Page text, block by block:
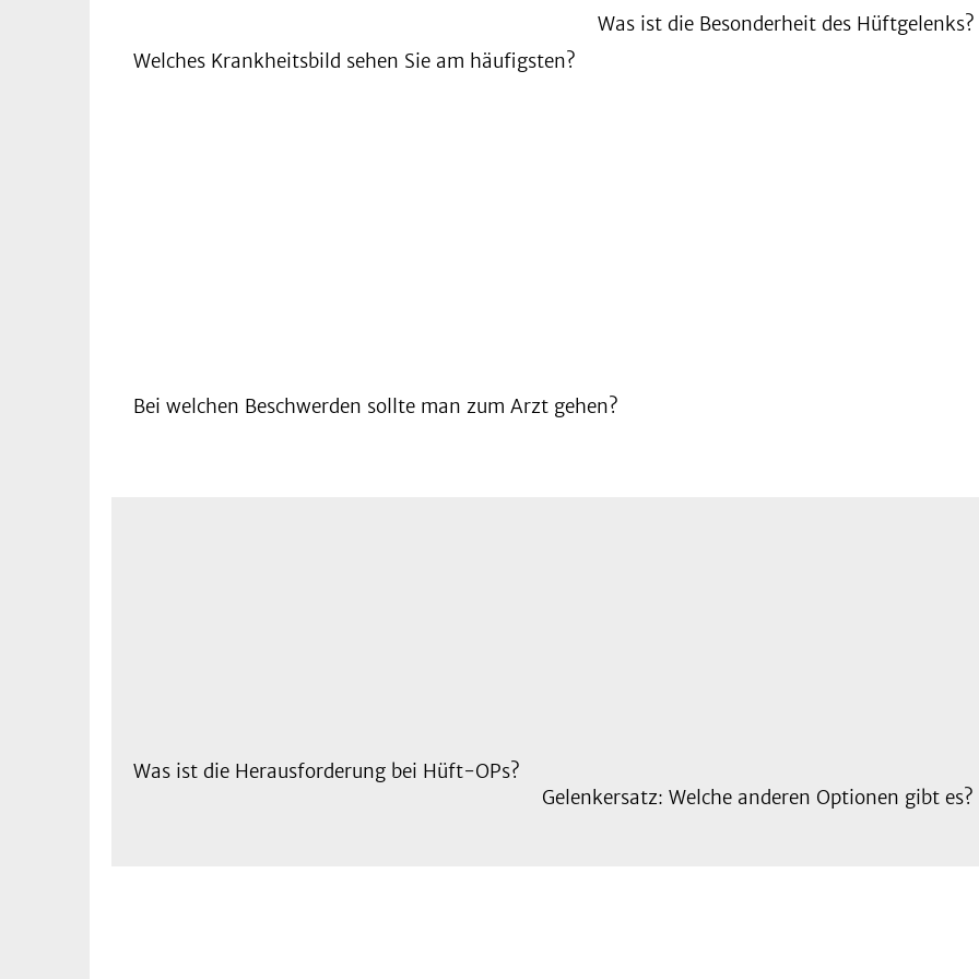
Welches Krankheitsbild sehen Sie am häufigsten?
Was ist die Besonderheit des Hüftgelenks?
Bei welchen Beschwerden sollte man zum Arzt gehen?
Was ist die Herausforderung bei Hüft-OPs?
Gelenkersatz: Welche anderen Optionen gibt es?